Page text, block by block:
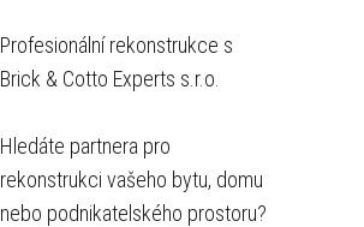
Profesionální rekonstrukce s
Brick & Cotto Experts s.r.o.
Hledáte partnera pro
rekonstrukci vašeho bytu, domu
nebo podnikatelského prostoru?